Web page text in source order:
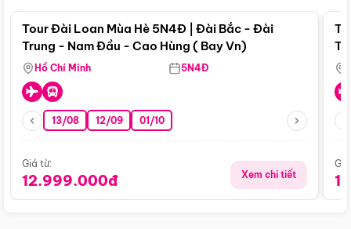
Tour Đài Loan Mùa Hè 5N4Đ | Đài Bắc - Đài
Trung - Nam Đầu - Cao Hùng ( Bay Vn)
Hồ Chí Minh 5N4Đ
13/08 12/09 01/10
Giá từ:
12.999.000đ Xem chi tiết